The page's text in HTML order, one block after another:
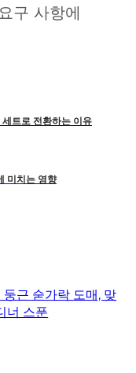
구 사항에
트로 전환하는 이유
미치는 영향
근 숟가락 도매, 맞
너 스푼